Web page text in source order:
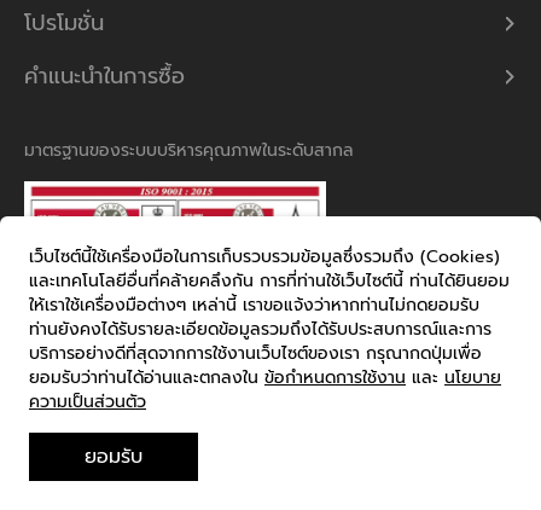
โปรโมชั่น
คำแนะนำในการซื้อ
มาตรฐานของระบบบริหารคุณภาพในระดับสากล
โทร 1720
© 2021 Supalai. All rights reserved
เว็บไซต์นี้ใช้เครื่องมือในการเก็บรวบรวมข้อมูลซึ่งรวมถึง (Cookies)
และเทคโนโลยีอื่นที่คล้ายคลึงกัน การที่ท่านใช้เว็บไซต์นี้ ท่านได้ยินยอม
ให้เราใช้เครื่องมือต่างๆ เหล่านี้ เราขอแจ้งว่าหากท่านไม่กดยอมรับ
ท่านยังคงได้รับรายละเอียดข้อมูลรวมถึงได้รับประสบการณ์และการ
บริการอย่างดีที่สุดจากการใช้งานเว็บไซต์ของเรา กรุณากดปุ่มเพื่อ
ยอมรับว่าท่านได้อ่านและตกลงใน ข้อกำหนดการใช้งาน และ นโยบาย
ความเป็นส่วนตัว
ยอมรับ